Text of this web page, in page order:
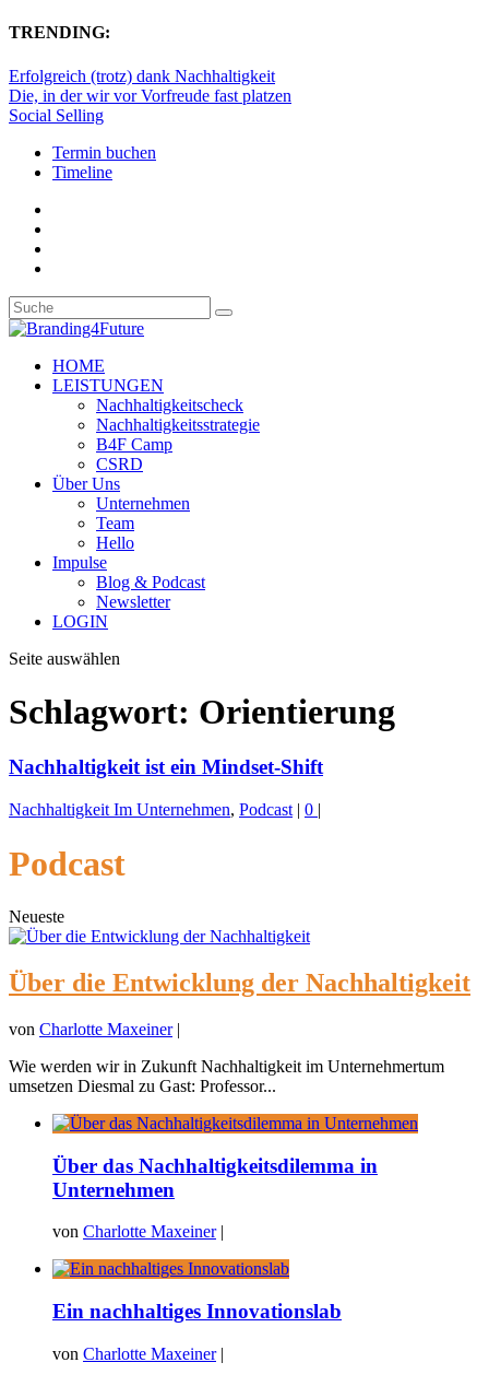
TRENDING:
Erfolgreich (trotz) dank Nachhaltigkeit
Die, in der wir vor Vorfreude fast platzen
Social Selling
Termin buchen
Timeline
HOME
LEISTUNGEN
Nachhaltigkeitscheck
Nachhaltigkeitsstrategie
B4F Camp
CSRD
Über Uns
Unternehmen
Team
Hello
Impulse
Blog & Podcast
Newsletter
LOGIN
Seite auswählen
Schlagwort: Orientierung
Nachhaltigkeit ist ein Mindset-Shift
Nachhaltigkeit Im Unternehmen, Podcast | 0 |
Podcast
Neueste
Über die Entwicklung der Nachhaltigkeit
von Charlotte Maxeiner|
Wie werden wir in Zukunft Nachhaltigkeit im Unternehmertum
umsetzen Diesmal zu Gast: Professor...
Über das Nachhaltigkeitsdilemma in
Unternehmen
von Charlotte Maxeiner|
Ein nachhaltiges Innovationslab
von Charlotte Maxeiner|